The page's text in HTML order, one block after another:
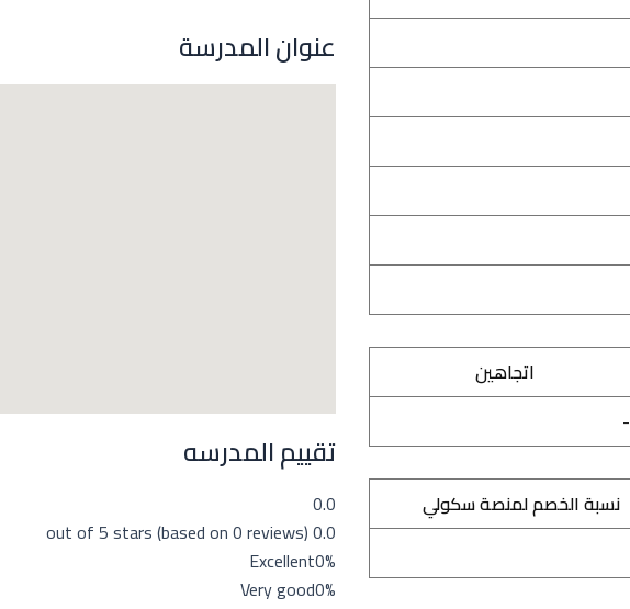
اتجاهين
-
نسبة الخصم لمنصة سكولي
عنوان المدرسة
تقييم المدرسه
0.0
0.0 out of 5 stars (based on 0 reviews)
Excellent0%
Very good0%